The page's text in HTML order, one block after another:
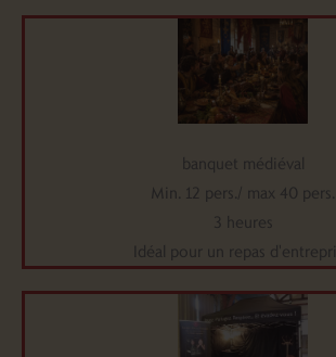
banquet médiéval
Min. 12 pers./ max 40 pers.
3 heures
Idéal pour un repas